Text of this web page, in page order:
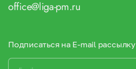
office@liga-pm.ru
Подписаться на E-mail рассылку